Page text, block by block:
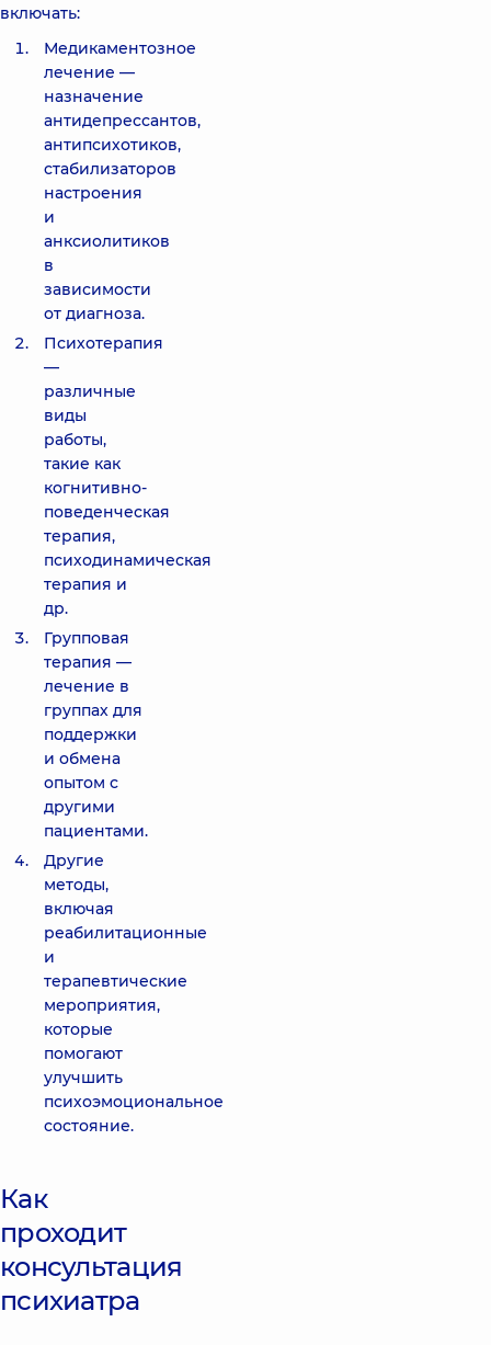
включать:
Медикаментозное
лечение —
назначение
антидепрессантов,
антипсихотиков,
стабилизаторов
настроения
и
анксиолитиков
в
зависимости
от диагноза.
Психотерапия
—
различные
виды
работы,
такие как
когнитивно-
поведенческая
терапия,
психодинамическая
терапия и
др.
Групповая
терапия —
лечение в
группах для
поддержки
и обмена
опытом с
другими
пациентами.
Другие
методы,
включая
реабилитационные
и
терапевтические
мероприятия,
которые
помогают
улучшить
психоэмоциональное
состояние.
Как
проходит
консультация
психиатра